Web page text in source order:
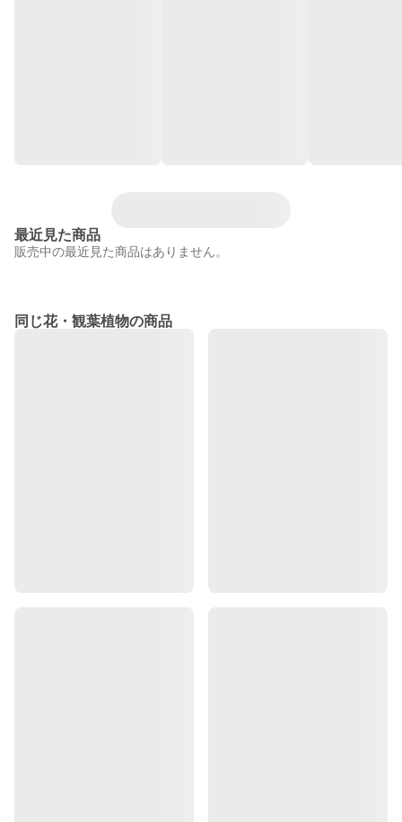
最近見た商品
販売中の最近見た商品はありません。
同じ花・観葉植物の商品